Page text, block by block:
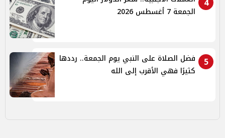
الجمعة 7 أغسطس 2026
5
فضل الصلاة على النبي يوم الجمعة.. رددها
كثيرًا فهي الأقرب إلى الله